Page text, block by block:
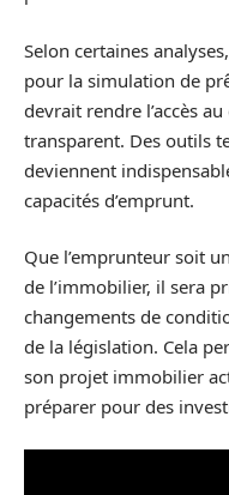
Selon certaines
pour la simulation de
devrait rendre l’accès
transparent. Des outils
deviennent
capacités d’emprunt.
Que l’emprunteur soit
de l’immobilier, il sera
changements de
de la législation. Cela
son projet immobilier
préparer pour des